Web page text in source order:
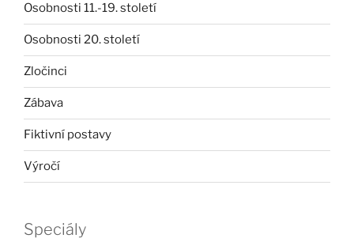
Osobnosti 11.-19. století
Osobnosti 20. století
Zločinci
Zábava
Fiktivní postavy
Výročí
Speciály